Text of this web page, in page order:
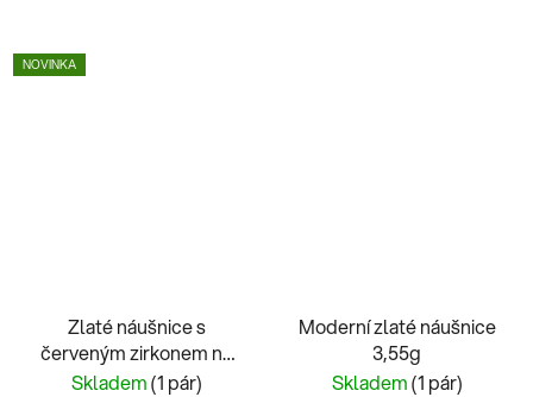
NOVINKA
Zlaté náušnice s
červeným zirkonem na
šroubek
Skladem(1 pár)
Moderní zlaté náušnice
3,55g
Skladem(1 pár)